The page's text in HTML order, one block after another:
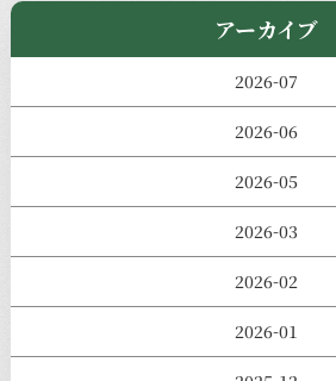
アーカイブ
2026-07
2026-06
2026-05
2026-03
2026-02
2026-01